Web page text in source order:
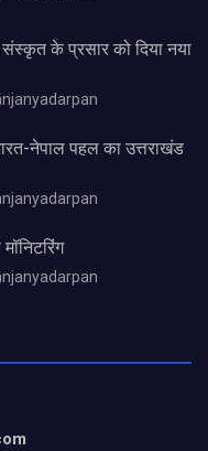
के प्रसार को दिया नया
नेपाल पहल का उत्तराखंड